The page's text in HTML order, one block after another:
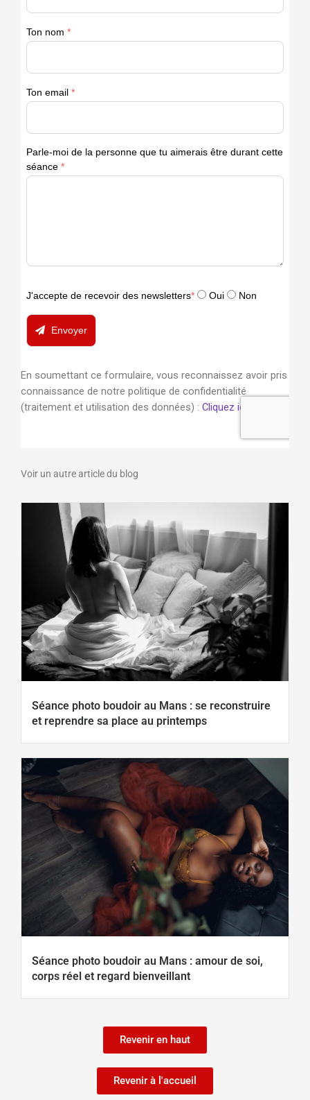
Voir un autre article du blog
Séance photo boudoir au Mans : se reconstruire
et reprendre sa place au printemps
Séance photo boudoir au Mans : amour de soi,
corps réel et regard bienveillant
Revenir en haut
Revenir à l'accueil